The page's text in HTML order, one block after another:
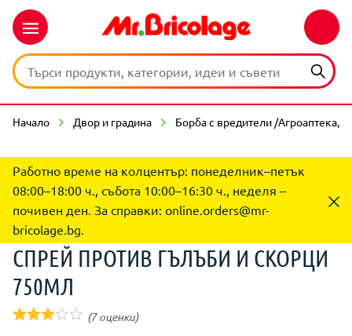
Начало Двор и градина Борба с вредители /
Работно време на колцентър: понеделник–петък
08:00–18:00 ч., събота 10:00–16:30 ч., неделя –
почивен ден. За справки: online.orders@mr-
bricolage.bg.
СПРЕЙ ПРОТИВ ГЪЛЪБИ И СКОРЦИ
750МЛ
(7 оценки)